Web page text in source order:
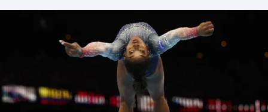
DALŠÍ SPORTY
Americký fotbal
Baseball a softbal
NEPŘEHLÉDNĚTE
Soutěže